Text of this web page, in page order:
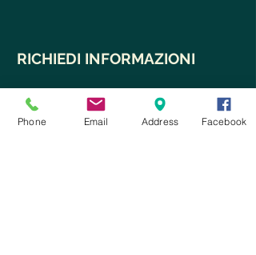
RICHIEDI INFORMAZIONI
Phone Email Address Facebook